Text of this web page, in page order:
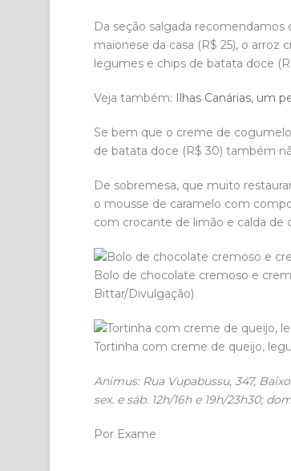
Da seção salgada
maionese da casa (R$ 25), o
legumes e chips de batata doce
Veja também: Ilhas Canárias, um
Se bem que o creme de
de batata doce (R$ 30) também
De sobremesa, que muito
o mousse de caramelo com
com crocante de limão e calda de
Bolo de chocolate cremoso e
Bittar/Divulgação)
Tortinha com creme de queijo,
Animus: Rua Vupabussu, 347, Baixo
sex. e sáb. 12h/16h e 19h/23h30;
Por Exame